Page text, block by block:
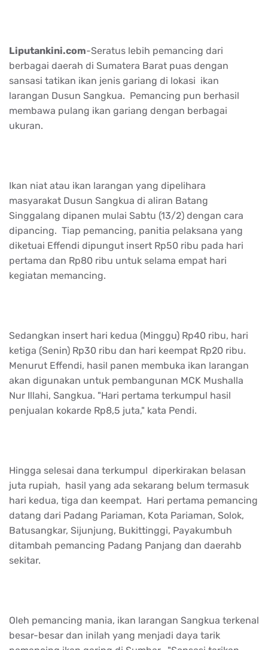
Liputankini.com-Seratus lebih pemancing dari
berbagai daerah di Sumatera Barat puas dengan
sansasi tatikan ikan jenis gariang di lokasi ikan
larangan Dusun Sangkua. Pemancing pun berhasil
membawa pulang ikan gariang dengan berbagai
ukuran.
Ikan niat atau ikan larangan yang dipelihara
masyarakat Dusun Sangkua di aliran Batang
Singgalang dipanen mulai Sabtu (13/2) dengan cara
dipancing. Tiap pemancing, panitia pelaksana yang
diketuai Effendi dipungut insert Rp50 ribu pada hari
pertama dan Rp80 ribu untuk selama empat hari
kegiatan memancing.
Sedangkan insert hari kedua (Minggu) Rp40 ribu, hari
ketiga (Senin) Rp30 ribu dan hari keempat Rp20 ribu.
Menurut Effendi, hasil panen membuka ikan larangan
akan digunakan untuk pembangunan MCK Mushalla
Nur Illahi, Sangkua. "Hari pertama terkumpul hasil
penjualan kokarde Rp8,5 juta," kata Pendi.
Hingga selesai dana terkumpul diperkirakan belasan
juta rupiah, hasil yang ada sekarang belum termasuk
hari kedua, tiga dan keempat. Hari pertama pemancing
datang dari Padang Pariaman, Kota Pariaman, Solok,
Batusangkar, Sijunjung, Bukittinggi, Payakumbuh
ditambah pemancing Padang Panjang dan daerahb
sekitar.
Oleh pemancing mania, ikan larangan Sangkua terkenal
besar-besar dan inilah yang menjadi daya tarik